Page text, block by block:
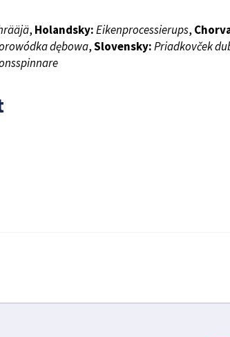
, Holandsky:Eikenprocessierups,
dębowa,Slovensky:Priadkovček